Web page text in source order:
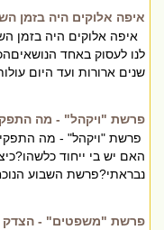
איפה אלוקים היה בזמן
איפה אלוקים היה בזמן
לנו לעסוק באחד
שנים ארורות ועד היום
פרשת "ויקהל" - מה
פרשת "ויקהל" - מה
האם יש בי ייחוד
נבראתי?פרשת השבוע
פרשת "משפטים" - הצדק